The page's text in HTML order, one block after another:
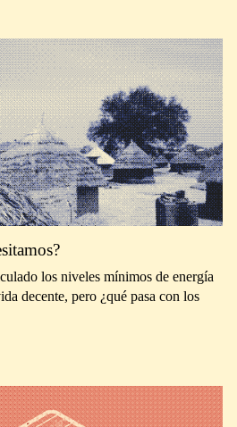
los niveles mínimos de energía
decente, pero ¿qué pasa con los